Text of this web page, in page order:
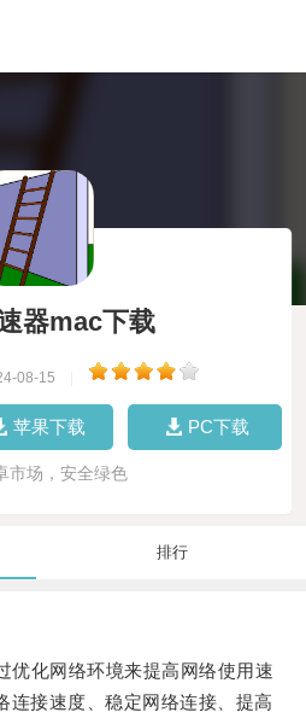
器mac下载
08-15
苹果下载 PC下载
市场，安全绿色
排行
化网络环境来提高网络使用速
连接速度、稳定网络连接、提高